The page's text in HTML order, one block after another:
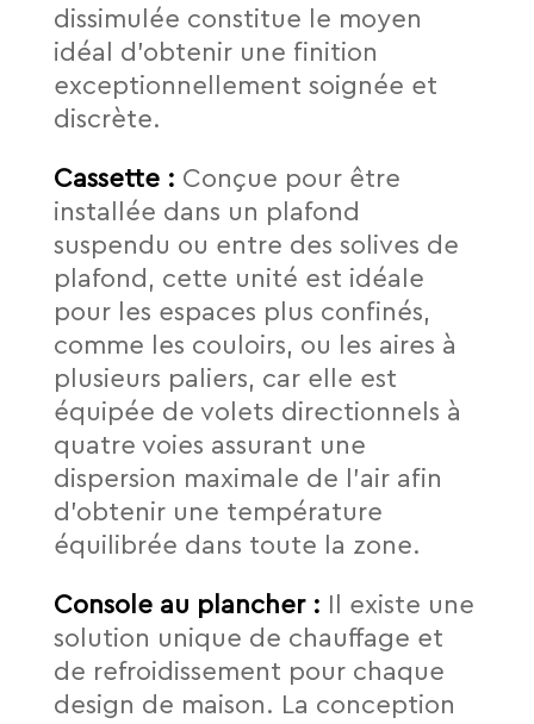
dissimulée constitue le moyen
idéal d’obtenir une finition
exceptionnellement soignée et
discrète.
Cassette : Conçue pour être
installée dans un plafond
suspendu ou entre des solives de
plafond, cette unité est idéale
pour les espaces plus confinés,
comme les couloirs, ou les aires à
plusieurs paliers, car elle est
équipée de volets directionnels à
quatre voies assurant une
dispersion maximale de l’air afin
d’obtenir une température
équilibrée dans toute la zone.
Console au plancher :
Il existe une
solution unique de chauffage et
de refroidissement pour chaque
design de maison. La conception